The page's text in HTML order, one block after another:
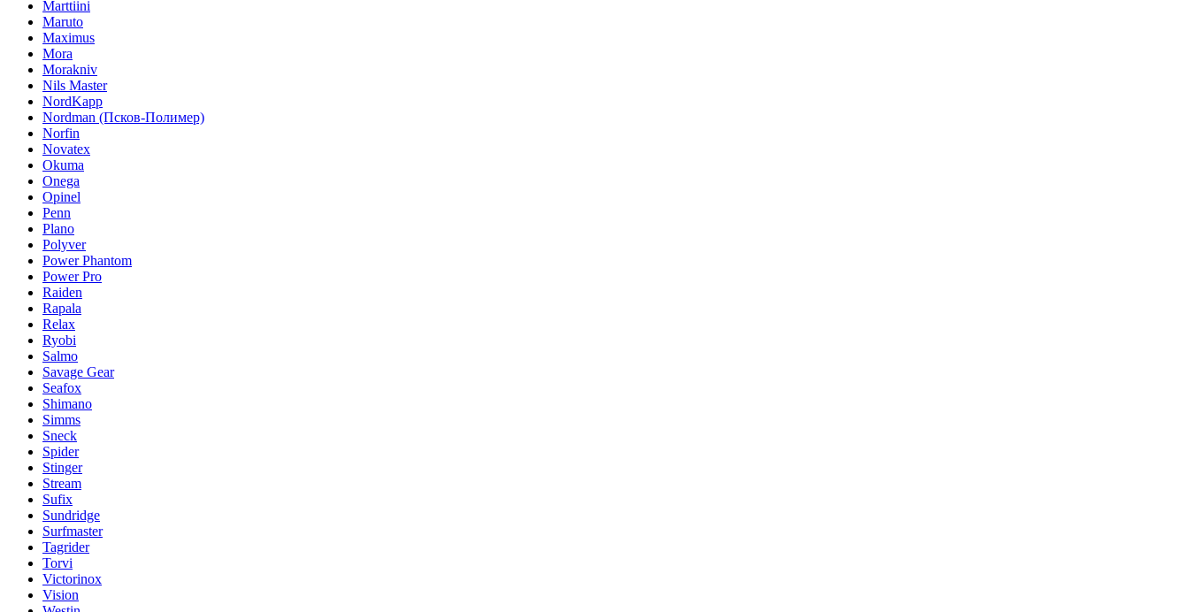
Marttiini
Maruto
Maximus
Mora
Morakniv
Nils Master
NordKapp
Nordman (Псков-Полимер)
Norfin
Novatex
Okuma
Onega
Opinel
Penn
Plano
Polyver
Power Phantom
Power Pro
Raiden
Rapala
Relax
Ryobi
Salmo
Savage Gear
Seafox
Shimano
Simms
Sneck
Spider
Stinger
Stream
Sufix
Sundridge
Surfmaster
Tagrider
Torvi
Victorinox
Vision